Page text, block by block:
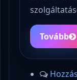
Tovább